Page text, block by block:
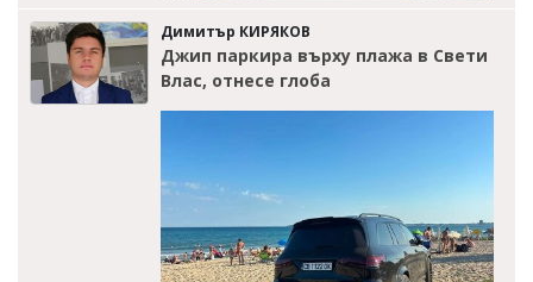
Димитър КИРЯКОВ
Джип паркира върху плажа в Свети
Влас, отнесе глоба